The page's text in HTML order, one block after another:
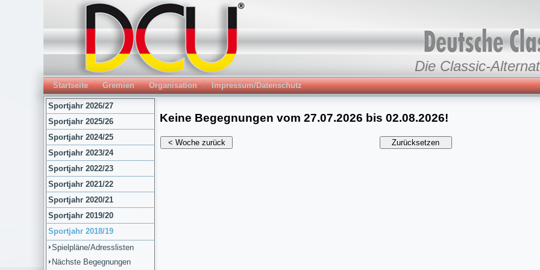
Die Classic-
Startseite Gremien Organisation Impressum/Datenschutz
Sportjahr 2026/27
Sportjahr 2025/26
Sportjahr 2024/25
Sportjahr 2023/24
Sportjahr 2022/23
Sportjahr 2021/22
Sportjahr 2020/21
Sportjahr 2019/20
Sportjahr 2018/19
Spielpläne/Adresslisten
Nächste Begegnungen